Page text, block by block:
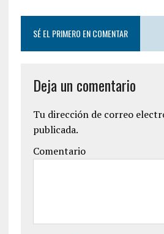
SÉ EL PRIMERO EN COMENTAR
Deja un comentario
Tu dirección de correo
publicada.
Comentario